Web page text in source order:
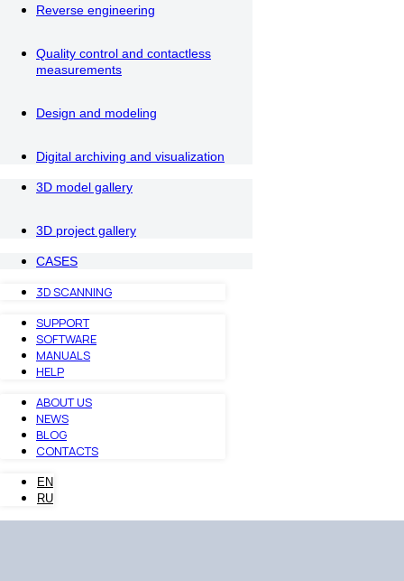
Reverse engineering
Quality control and contactless
measurements
Design and modeling
Digital archiving and visualization
3D model gallery
3D project gallery
CASES
3D SCANNING
SUPPORT
SOFTWARE
MANUALS
HELP
ABOUT US
NEWS
BLOG
CONTACTS
EN
RU